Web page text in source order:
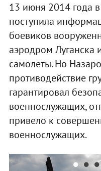
13 июня 2014 года
поступила
боевиков
аэродром Луганска
самолеты. Но
противодействие
гарантировал
военнослужащих,
привело к
военнослужащих.